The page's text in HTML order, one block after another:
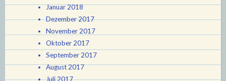
Januar 2018
Dezember 2017
November 2017
Oktober 2017
September 2017
August 2017
Juli 2017